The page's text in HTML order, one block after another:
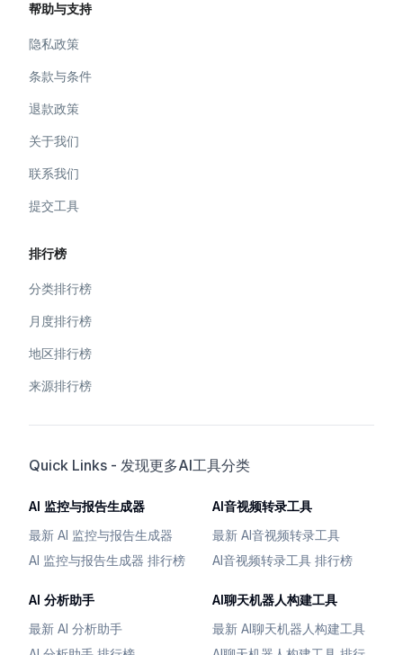
帮助与支持
隐私政策
条款与条件
退款政策
关于我们
联系我们
提交工具
排行榜
分类排行榜
月度排行榜
地区排行榜
来源排行榜
Quick Links - 发现更多AI工具分类
AI 监控与报告生成器
最新 AI 监控与报告生成器
AI 监控与报告生成器 排行榜
AI音视频转录工具
最新 AI音视频转录工具
AI音视频转录工具 排行榜
AI 分析助手
最新 AI 分析助手
AI聊天机器人构建工具
最新 AI聊天机器人构建工具